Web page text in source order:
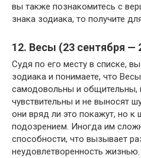
вы также познакомитесь с
знака зодиака, то получите
12. Весы (23 сентября —
Судя по его месту в списке,
зодиака и понимаете, что
самодовольны и общительны,
чувствительны и не выносят
они вряд ли это покажут, но к
подозрением. Иногда им
способности, что вызывает
неудовлетворенность